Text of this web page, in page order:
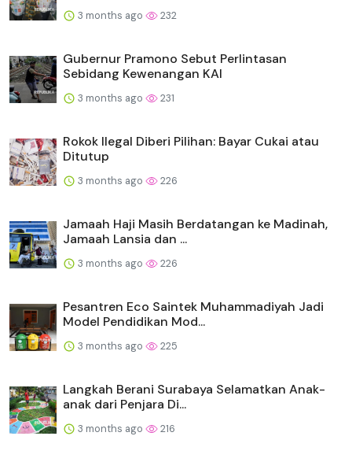
3 months ago 232
Gubernur Pramono Sebut Perlintasan
Sebidang Kewenangan KAI
3 months ago 231
Rokok Ilegal Diberi Pilihan: Bayar Cukai atau
Ditutup
3 months ago 226
Jamaah Haji Masih Berdatangan ke Madinah,
Jamaah Lansia dan ...
3 months ago 226
Pesantren Eco Saintek Muhammadiyah Jadi
Model Pendidikan Mod...
3 months ago 225
Langkah Berani Surabaya Selamatkan Anak-
anak dari Penjara Di...
3 months ago 216